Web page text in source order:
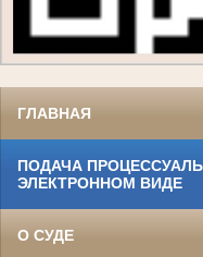
ГЛАВНАЯ
ПОДАЧА
ЭЛЕКТРОННОМ ВИДЕ
О СУДЕ